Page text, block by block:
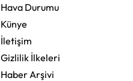
Hava Durumu
Künye
İletişim
Gizlilik İlkeleri
Haber Arşivi